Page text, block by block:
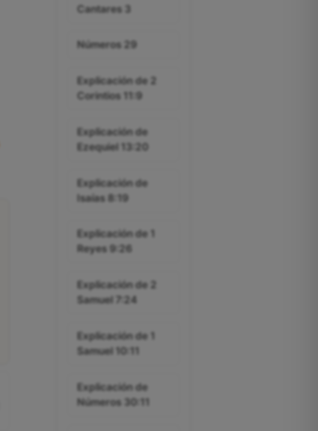
Cantares 3
Números 29
Explicación de 2
Corintios 11:9
Explicación de
Ezequiel 13:20
Explicación de
Isaías 8:19
Explicación de 1
Reyes 9:26
Explicación de 2
Samuel 7:24
Explicación de 1
Samuel 10:11
Explicación de
Números 30:11